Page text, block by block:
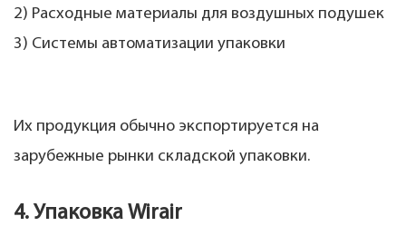
2) Расходные материалы для воздушных подушек
3) Системы автоматизации упаковки
Их продукция обычно экспортируется на
зарубежные рынки складской упаковки.
4. Упаковка Wirair